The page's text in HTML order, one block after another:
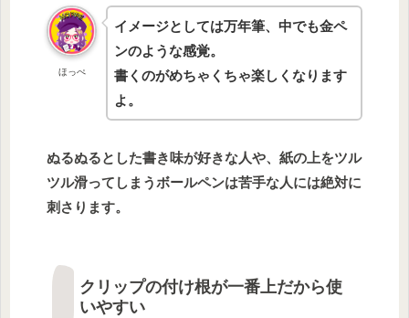
ほっぺ
イメージとしては万年筆、中でも金ペ
ンのような感覚。
書くのがめちゃくちゃ楽しくなります
よ。
ぬるぬるとした書き味が好きな人や、紙の上をツル
ツル滑ってしまうボールペンは苦手な人には絶対に
刺さります。
クリップの付け根が一番上だから使
いやすい